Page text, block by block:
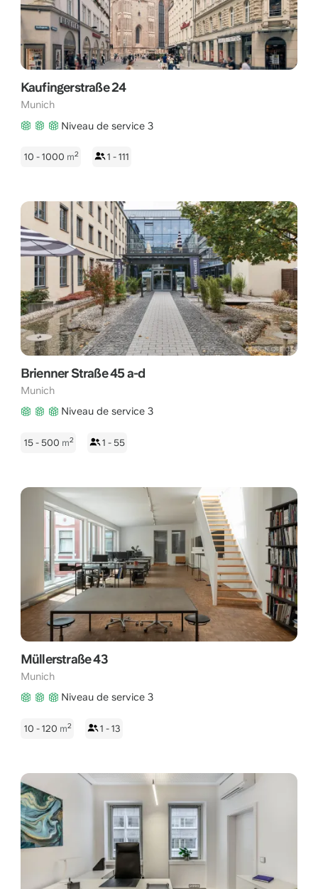
Kaufingerstraße 24
Munich
Niveau de service 3
10 - 1000 m2 1 - 111
Brienner Straße 45 a-d
Munich
Niveau de service 3
15 - 500 m2 1 - 55
Müllerstraße 43
Munich
Niveau de service 3
10 - 120 m2 1 - 13